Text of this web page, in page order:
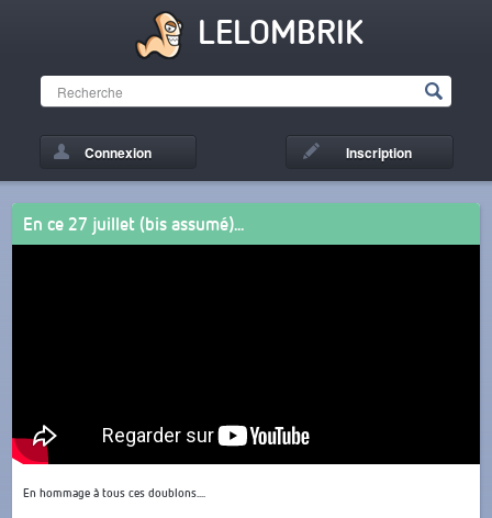
LELOMBRIK
Connexion Inscription
En ce 27 juillet (bis assumé)...
En hommage à tous ces doublons....